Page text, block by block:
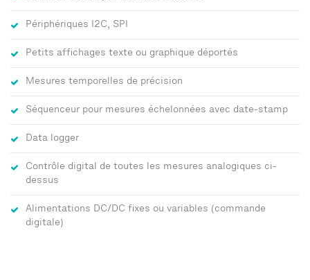
Périphériques I2C, SPI
Petits affichages texte ou graphique déportés
Mesures temporelles de précision
Séquenceur pour mesures échelonnées avec date-stamp
Data logger
Contrôle digital de toutes les mesures analogiques ci-
dessus
Alimentations DC/DC fixes ou variables (commande
digitale)